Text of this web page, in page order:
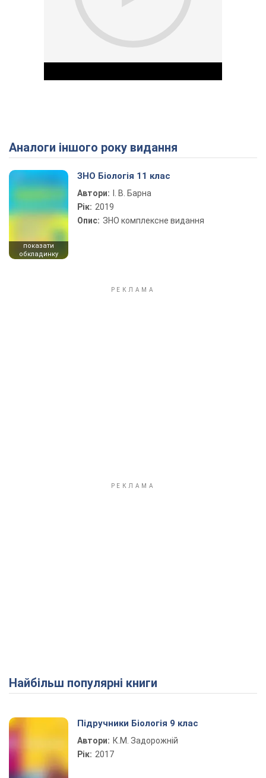
Play Video
Аналоги іншого року видання
показати
обкладинку
ЗНО Біологія 11 клас
Автори:
І. В. Барна
Рік: 2019
Опис: ЗНО комплексне видання
Найбільш популярні книги
Підручники Біологія 9 клас
Автори: К.М. Задорожній
Рік: 2017